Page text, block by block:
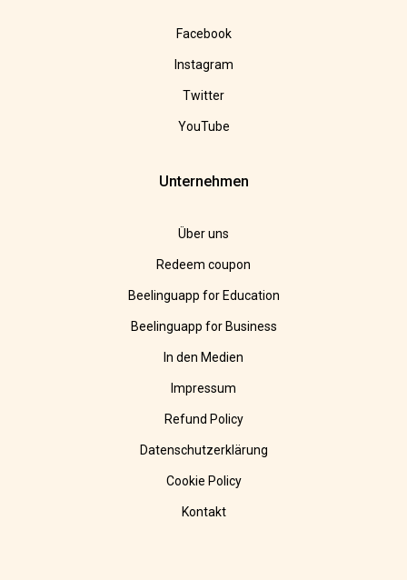
Facebook
Instagram
Twitter
YouTube
Unternehmen
Über uns
Redeem coupon
Beelinguapp for Education
Beelinguapp for Business
In den Medien
Impressum
Refund Policy
Datenschutzerklärung
Cookie Policy
Kontakt